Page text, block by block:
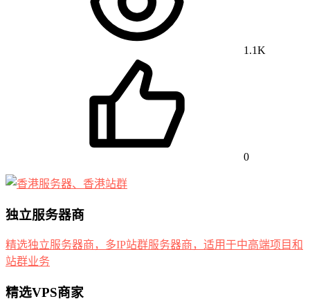
1.1K
0
独立服务器商
精选独立服务器商，多IP站群服务器商，适用于中高端项目和
站群业务
精选VPS商家